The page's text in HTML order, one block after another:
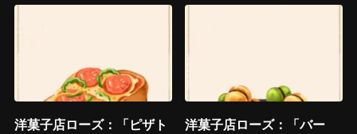
洋菓子店ローズ：「ピザト
洋菓子店ローズ：「バー